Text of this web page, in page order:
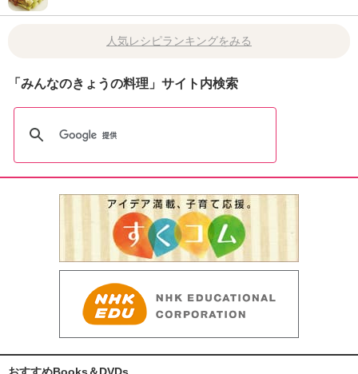
人気レシピランキングをみる
「みんなのきょうの料理」サイト内検索